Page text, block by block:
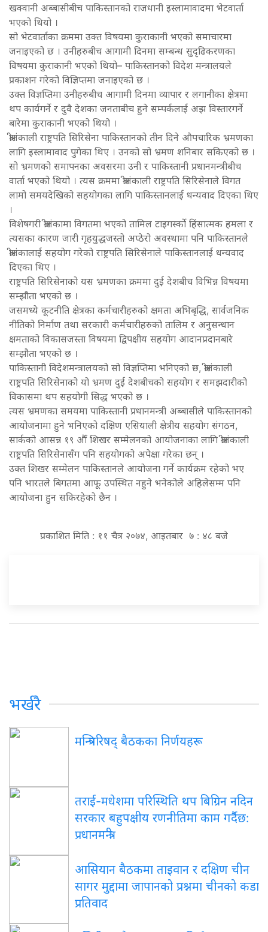
खक्वानी अब्बासीबीच पाकिस्तानको राजधानी इस्लामावादमा भेटवार्ता
भएको थियो ।
सो भेटवार्ताका क्रममा उक्त विषयमा कुराकानी भएको समाचारमा
जनाइएको छ । उनीहरुबीच आगामी दिनमा सम्बन्ध सुदृढिकरणका
विषयमा कुराकानी भएको थियो– पाकिस्तानको विदेश मन्त्रालयले
प्रकाशन गरेको विज्ञिप्तमा जनाइएको छ ।
उक्त विज्ञप्तिमा उनीहरुबीच आगामी दिनमा व्यापार र लगानीका क्षेत्रमा
थप कार्यगर्ने र दुवै देशका जनताबीच हुने सम्पर्कलाई अझ विस्तारगर्ने
बारेमा कुराकानी भएको थियो ।
श्रीलंकाली राष्ट्रपति सिरिसेना पाकिस्तानको तीन दिने औपचारिक भ्रमणका
लागि इस्लामावाद पुगेका थिए । उनको सो भ्रमण शनिबार सकिएको छ ।
सो भ्रमणको समापनका अवसरमा उनी र पाकिस्तानी प्रधानमन्त्रीबीच
वार्ता भएको थियो । त्यस क्रममा श्रीलंकाली राष्ट्रपति सिरिसेनाले विगत
लामो समयदेखिको सहयोगका लागि पाकिस्तानलाई धन्यवाद दिएका थिए
।
विशेषगरी श्रीलंकामा विगतमा भएको तामिल टाइगर्स्को हिंसात्मक हमला र
त्यसका कारण जारी गृहयुद्धजस्तो अप्ठेरो अवस्थामा पनि पाकिस्तानले
श्रीलंकालाई सहयोग गरेको राष्ट्रपति सिरिसेनाले पाकिस्तानलाई धन्यवाद
दिएका थिए ।
राष्ट्रपति सिरिसेनाको यस भ्रमणका क्रममा दुई देशबीच विभिन्न विषयमा
सम्झौता भएको छ ।
जसमध्ये कूटनीति क्षेत्रका कर्मचारीहरुको क्षमता अभिबृद्धि, सार्वजनिक
नीतिको निर्माण तथा सरकारी कर्मचारीहरुको तालिम र अनुसन्धान
क्षमताको विकासजस्ता विषयमा द्विपक्षीय सहयोग आदानप्रदानबारे
सम्झौता भएको छ ।
पाकिस्तानी विदेशमन्त्रालयको सो विज्ञप्तिमा भनिएको छ, श्रीलंकाली
राष्ट्रपति सिरिसेनाको यो भ्रमण दुई देशबीचको सहयोग र समझदारीको
विकासमा थप सहयोगी सिद्ध भएको छ ।
त्यस भ्रमणका समयमा पाकिस्तानी प्रधानमन्त्री अब्बासीले पाकिस्तानको
आयोजनामा हुने भनिएको दक्षिण एसियाली क्षेत्रीय सहयोग संगठन,
सार्कको आसन्न १९ औँ शिखर सम्मेलनको आयोजनाका लागि श्रीलंकाली
राष्ट्रपति सिरिसेनासँग पनि सहयोगको अपेक्षा गरेका छन् ।
उक्त शिखर सम्मेलन पाकिस्तानले आयोजना गर्ने कार्यक्रम रहेको भए
पनि भारतले बिगतमा आफू उपस्थित नहुने भनेकोले अहिलेसम्म पनि
आयोजना हुन सकिरहेको छैन ।
प्रकाशित मिति : ११ चैत्र २०७४, आइतबार ७ : ४८ बजे
भर्खरै
मन्त्रिपरिषद् बैठकका निर्णयहरू
तराई-मधेशमा परिस्थिति थप बिग्रिन नदिन
सरकार बहुपक्षीय रणनीतिमा काम गर्दैछ:
प्रधानमन्त्री
आसियान बैठकमा ताइवान र दक्षिण चीन
सागर मुद्दामा जापानको प्रश्नमा चीनको कडा
प्रतिवाद